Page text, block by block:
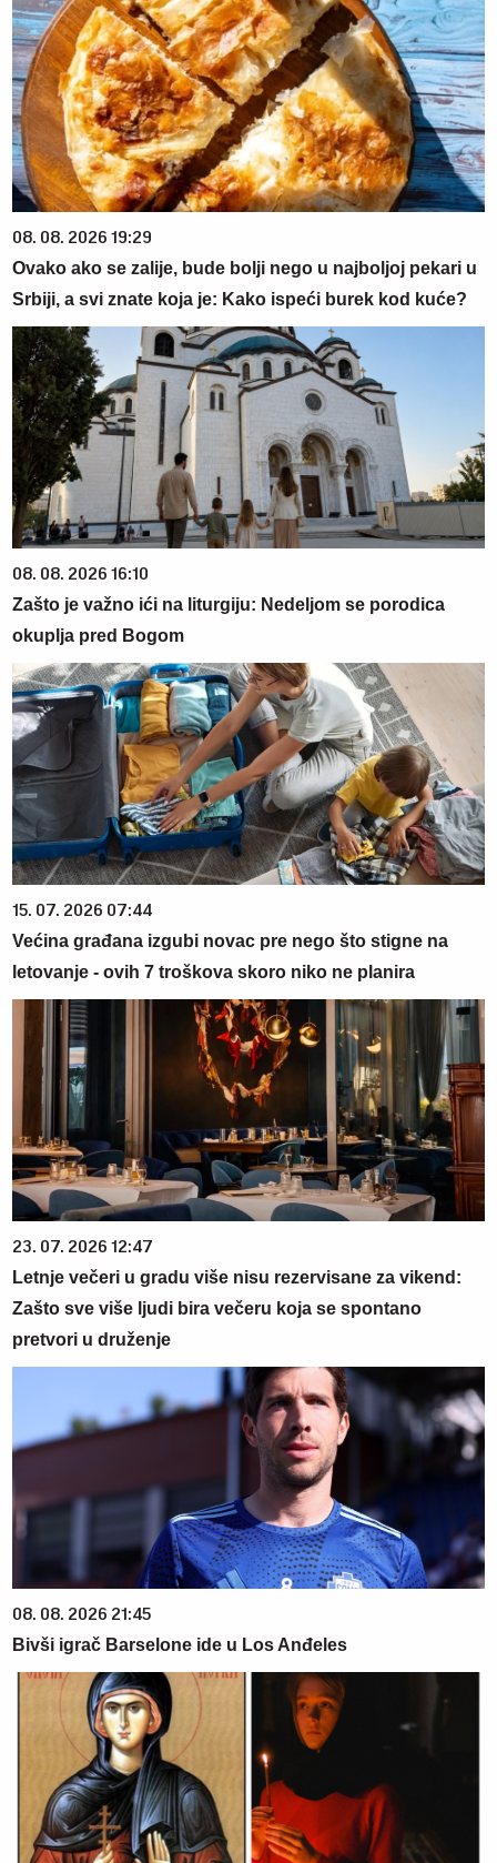
08. 08. 2026 19:29
Ovako ako se zalije, bude bolji nego u najboljoj pekari u
Srbiji, a svi znate koja je: Kako ispeći burek kod kuće?
08. 08. 2026 16:10
Zašto je važno ići na liturgiju: Nedeljom se porodica
okuplja pred Bogom
15. 07. 2026 07:44
Većina građana izgubi novac pre nego što stigne na
letovanje - ovih 7 troškova skoro niko ne planira
23. 07. 2026 12:47
Letnje večeri u gradu više nisu rezervisane za vikend:
Zašto sve više ljudi bira večeru koja se spontano
pretvori u druženje
08. 08. 2026 21:45
Bivši igrač Barselone ide u Los Anđeles